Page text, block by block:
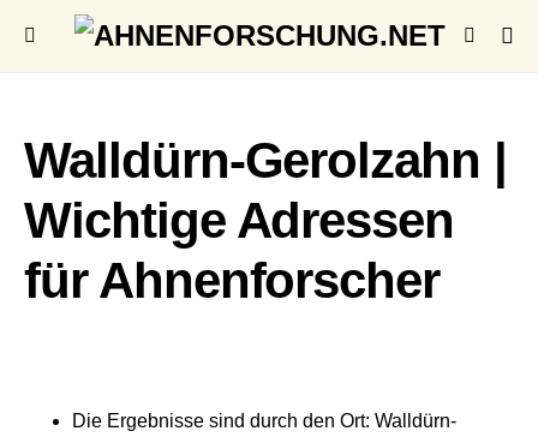
Walldürn-Gerolzahn |
Wichtige Adressen
für Ahnenforscher
Die Ergebnisse sind durch den Ort: Walldürn-